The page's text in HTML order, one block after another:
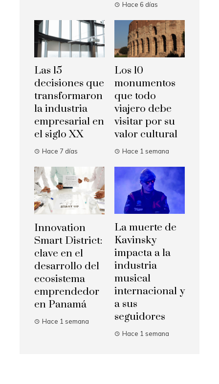
Hace 6 días
Las 15
decisiones que
transformaron
la industria
empresarial en
el siglo XX
Hace 7 días
Los 10
monumentos
que todo
viajero debe
visitar por su
valor cultural
Hace 1 semana
Innovation
Smart District:
clave en el
desarrollo del
ecosistema
emprendedor
en Panamá
Hace 1 semana
La muerte de
Kavinsky
impacta a la
industria
musical
internacional y
a sus
seguidores
Hace 1 semana